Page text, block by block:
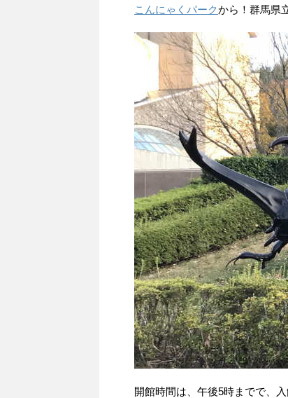
こんにゃくパークから！群馬県
開館時間は、午後5時までで、